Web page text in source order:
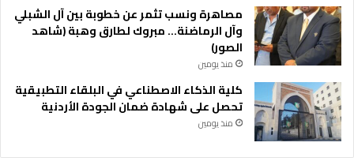
مصاهرة ونسب تثمر عن خطوبة بين آل الشبلي
وآل الرماضنة… مبروك لطارق وهبة (شاهد
الصور)
منذ يومين
كلية الذكاء الاصطناعي في البلقاء التطبيقية
تحصل على شهادة ضمان الجودة الأردنية
منذ يومين